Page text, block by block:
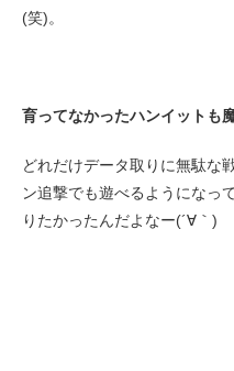
(笑)。
育ってなかったハンイットも
どれだけデータ取りに無駄な
ン追撃でも遊べるようになっ
りたかったんだよなー(´∀｀)